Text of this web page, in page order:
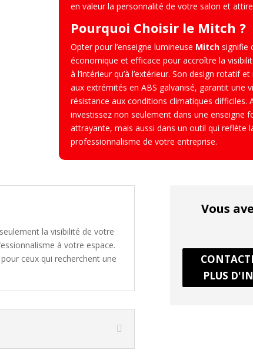
en valeur la personnalité de votre salon et
Pourquoi Choisir le Mitch ?
Opter pour l’enseigne lumineuse Mitchsignifie
économique et efficace pour accroître la
à l’intérieur qu’à l’extérieur. Son design rotatif
aux extrémités en ABS galvanisé, garantit une
résistance aux conditions climatiques difficiles.
investissez non seulement dans une enseigne
attrayante, mais aussi dans un outil qui reflète
professionnalisme de votre entreprise.
la visibilité de votre
à votre espace.
ceux qui recherchent une
Vous
PLUS